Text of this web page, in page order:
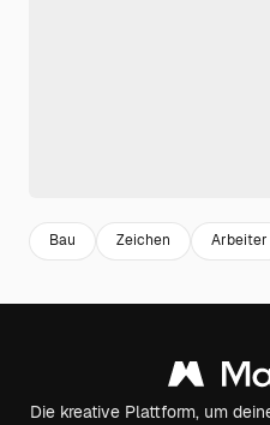
Bau Zeichen Arbeiter
Die kreative Plattform, um